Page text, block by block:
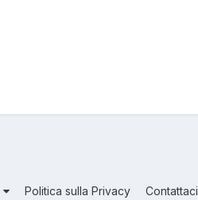
Politica sulla Privacy Contattaci